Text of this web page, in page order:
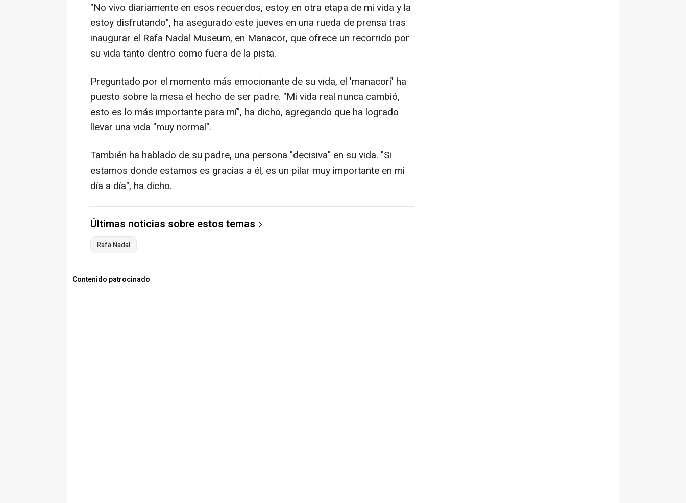
"No vivo diariamente en esos recuerdos, estoy en otra etapa de mi vida y la
estoy disfrutando", ha asegurado este jueves en una rueda de prensa tras
inaugurar el Rafa Nadal Museum, en Manacor, que ofrece un recorrido por
su vida tanto dentro como fuera de la pista.
Preguntado por el momento más emocionante de su vida, el 'manacorí' ha
puesto sobre la mesa el hecho de ser padre. "Mi vida real nunca cambió,
esto es lo más importante para mí", ha dicho, agregando que ha logrado
llevar una vida "muy normal".
También ha hablado de su padre, una persona "decisiva" en su vida. "Si
estamos donde estamos es gracias a él, es un pilar muy importante en mi
día a día", ha dicho.
Últimas noticias sobre estos temas
Rafa Nadal
Contenido patrocinado